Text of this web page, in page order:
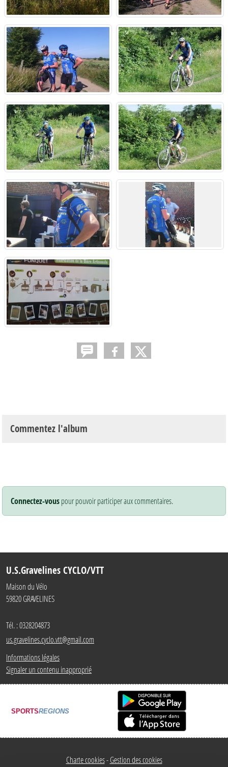
Commentez l'album
Connectez-vouspour pouvoir participer aux commentaires.
U.S.Gravelines CYCLO/VTT
Maison du Vélo
59820GRAVELINES
Tél. :0328204873
us.gravelines.cyclo.vtt@gmail.com
Informations légales
Signaler un contenu inapproprié
SPORTSREGIONS
Charte cookies Gestion des cookies